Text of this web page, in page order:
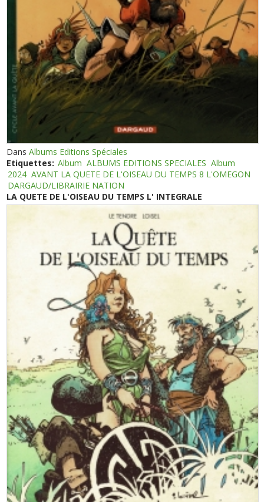
DansAlbums Editions Spéciales
Etiquettes: Album ALBUMS EDITIONS SPECIALES Album
2024 AVANT LA QUETE DE L'OISEAU DU TEMPS 8 L'OMEGON
DARGAUD/LIBRAIRIE NATION
LA QUETE DE L'OISEAU DU TEMPS L' INTEGRALE